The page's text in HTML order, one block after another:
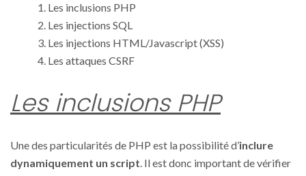
Les inclusions PHP
Les injections SQL
Les injections HTML/Javascript (XSS)
Les attaques CSRF
Les inclusions PHP
Une des particularités de PHP est la possibilité d’inclure
dynamiquement un script. Il est donc important de vérifier